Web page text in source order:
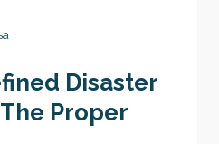
Disaster
Proper